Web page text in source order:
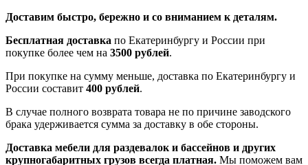
Доставим быстро, бережно и со вниманием к деталям.
Бесплатная доставка по Екатеринбургу и России при
покупке более чем на 3500 рублей.
При покупке на сумму меньше, доставка по Екатеринбургу и
России составит 400 рублей.
В случае полного возврата товара не по причине заводского
брака удерживается сумма за доставку в обе стороны.
Доставка мебели для раздевалок и бассейнов и других
крупногабаритных грузов всегда платная. Мы поможем вам